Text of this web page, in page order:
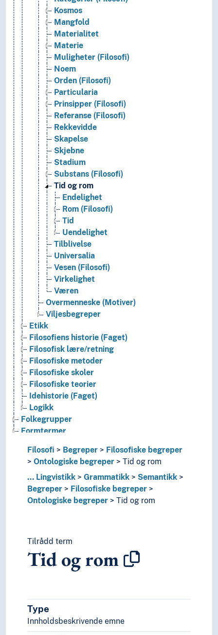
Kosmos
Mangfold
Materialitet
Materie
Muligheter (Filosofi)
Noem
Orden (Filosofi)
Particularia
Prinsipper (Filosofi)
Referanse (Filosofi)
Rekkevidde
Skapelse
Skjebne
Stadium
Substans (Filosofi)
Tid og rom
Endelighet
Rom (Filosofi)
Tid
Uendelighet
Tilblivelse
Universalia
Vesen (Filosofi)
Virkelighet
Væren
Overmenneske (Motiver)
Viljesbegreper
Etikk
Filosofiens historie (Faget)
Filosofisk lære/retning
Filosofiske metoder
Filosofiske skoler
Filosofiske teorier
Idehistorie (Faget)
Logikk
Folkegrupper
Formtermer
Generelt
Geografiske navn og historiske stedsnavn
Helse
Historie og historiefaget
Humaniora
Kulturkunnskap
Lingvistikk
Grafemikk
Grammatikk
Absolutte konstruksjoner
Filosofi Begreper
Filosofiske begreper
Ontologiske begreper
Tid og rom
... Lingvistikk Grammatikk
Semantikk
Begreper
Filosofiske begreper
Ontologiske begreper
Tid og rom
Tilrådd term
Tid og rom
Type
Innholdsbeskrivende emne